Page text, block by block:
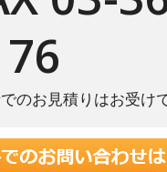
のお見積りはお受け